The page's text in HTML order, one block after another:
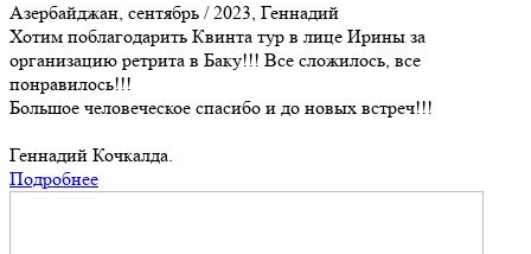
Азербайджан, сентябрь / 2023, Геннадий
Хотим поблагодарить Квинта тур в лице Ирины за
организацию ретрита в Баку!!! Все сложилось, все
понравилось!!!
Большое человеческое спасибо и до новых встреч!!!
Геннадий Кочкалда.
Подробнее